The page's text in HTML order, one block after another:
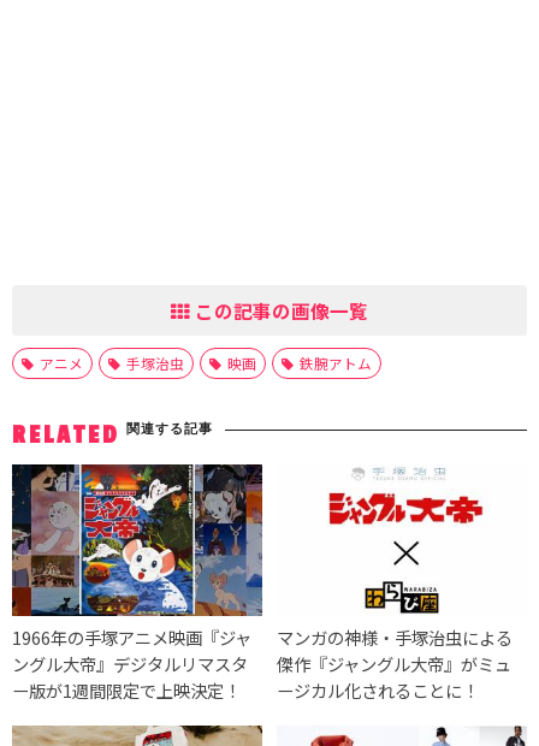
この記事の画像一覧
アニメ 手塚治虫 映画 鉄腕アトム
RELATED 関連する記事
1966年の手塚アニメ映画『ジャ
ングル大帝』デジタルリマスタ
ー版が1週間限定で上映決定！
マンガの神様・手塚治虫による
傑作『ジャングル大帝』がミュ
ージカル化されることに！